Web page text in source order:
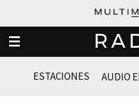
ESTACIONES AUDIO